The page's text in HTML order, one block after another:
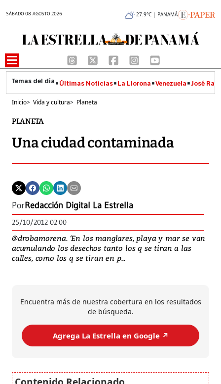
SÁBADO 08 AGOSTO 2026 27.9°C | PANAMÁ
Últimas Noticias La Llorona Venezuela José
Inicio> Vida y cultura> Planeta
PLANETA
Una ciudad contaminada
PorRedacción Digital La Estrella
25/10/2012 02:00
@drobamorena. ‘En los manglares, playa y mar se van
acumulando los desechos tanto los q se tiran a las
calles, como los q se tiran en p...
Encuentra más de nuestra cobertura en los resultados
de búsqueda.
Agrega La Estrella en Google ↗️